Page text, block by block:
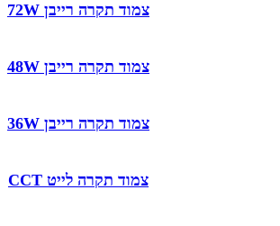
צמוד תקרה רייבן 72W
צמוד תקרה רייבן 48W
צמוד תקרה רייבן 36W
צמוד תקרה לייט CCT